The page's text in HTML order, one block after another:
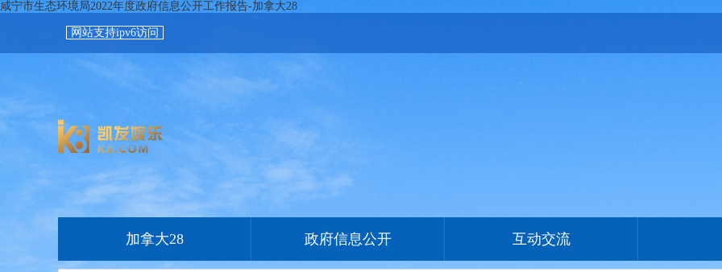
咸宁市生态环境局2022年度政府信息公开工作报告-加拿大28
网站支持ipv6访问
加拿大28 政府信息公开 互动交流